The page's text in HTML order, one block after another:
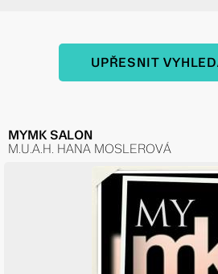
UPŘESNIT
MYMK SALON
M.U.A.H. HANA MOSLEROVÁ